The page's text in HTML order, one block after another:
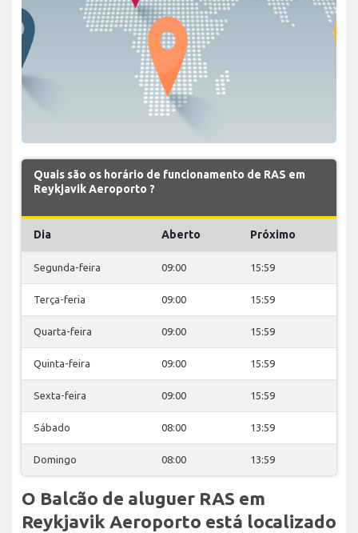
Quais são os horário de funcionamento de RAS em
Reykjavik Aeroporto ?
Dia Aberto Próximo
Segunda-feira 09:00 15:59
Terça-feria 09:00 15:59
Quarta-feira 09:00 15:59
Quinta-feira 09:00 15:59
Sexta-feira 09:00 15:59
Sábado 08:00 13:59
Domingo 08:00 13:59
O Balcão de aluguer RAS em
Reykjavik Aeroporto está localizado